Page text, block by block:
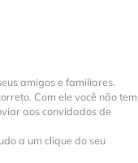
amigos e familiares.
Com ele você não tem
aos convidados de
a um clique do seu